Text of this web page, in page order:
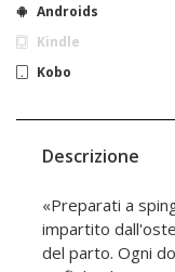
Androids
Kindle
Kobo
Descrizione
«Preparati a
impartito
del parto. Ogni